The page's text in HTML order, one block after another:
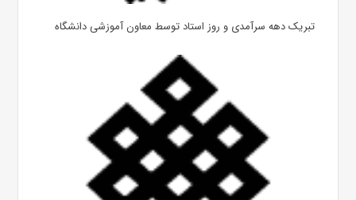
تبریک دهه سرآمدی و روز استاد توسط معاون آموزشی دانشگاه